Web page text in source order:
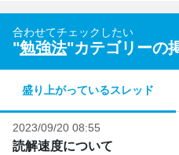
合わせてチェックしたい
"勉強法"カテゴリーの
盛り上がっているスレッド
2023/09/20 08:55
読解速度について